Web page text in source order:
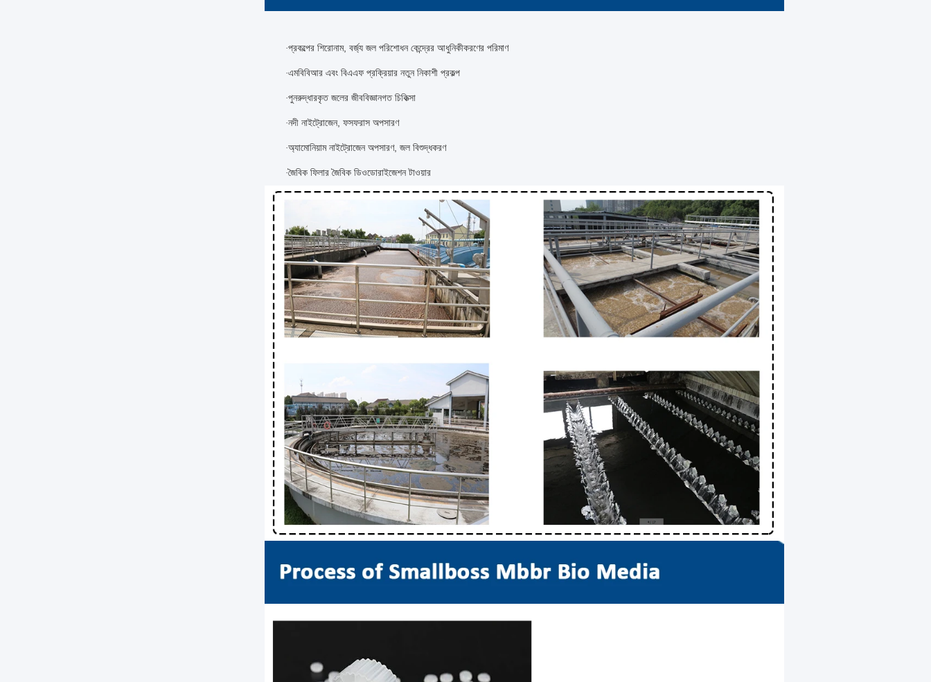
·প্রকল্পের শিরোনাম, বর্জ্য জল পরিশোধন কেন্দ্রের আধুনিকীকরণের পরিমাণ
·এমবিবিআর এবং বিএএফ প্রক্রিয়ার নতুন নিকাশী প্রকল্প
·পুনরুদ্ধারকৃত জলের জীববিজ্ঞানগত চিকিত্সা
·নদী নাইট্রোজেন, ফসফরাস অপসারণ
·অ্যামোনিয়াম নাইট্রোজেন অপসারণ, জল বিশুদ্ধকরণ
·জৈবিক ফিলার জৈবিক ডিওডোরাইজেশন টাওয়ার